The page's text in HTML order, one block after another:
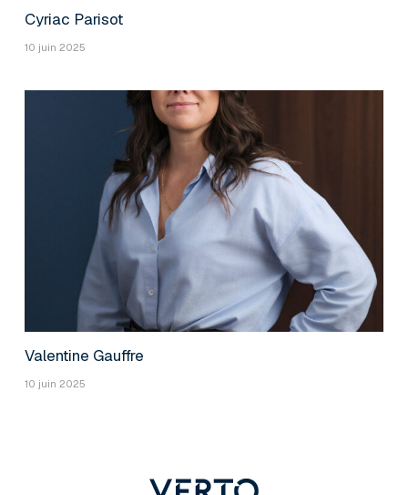
Cyriac Parisot
10 juin 2025
Valentine Gauffre
10 juin 2025